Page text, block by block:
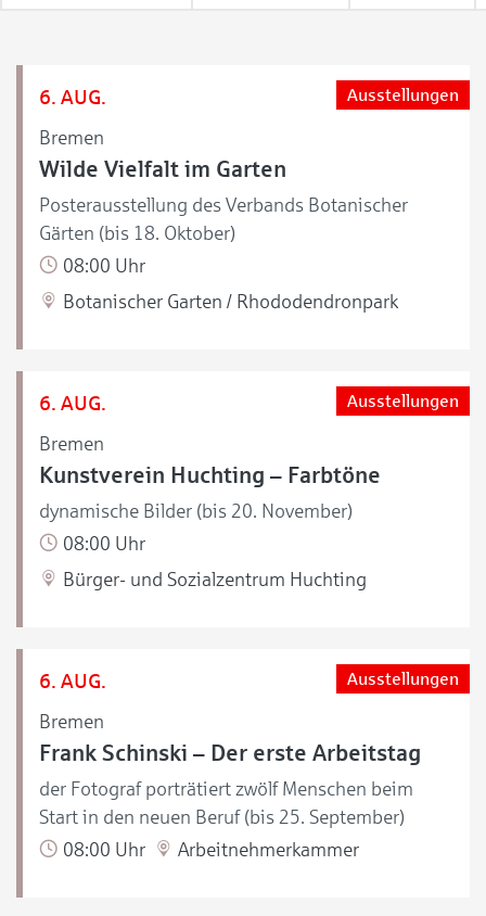
6. AUG.
Bremen
Ausstellungen
Wilde Vielfalt im Garten
Posterausstellung des Verbands Botanischer
Gärten (bis 18. Oktober)
08:00 Uhr
Botanischer Garten / Rhododendronpark
6. AUG.
Bremen
Ausstellungen
Kunstverein Huchting – Farbtöne
dynamische Bilder (bis 20. November)
08:00 Uhr
Bürger- und Sozialzentrum Huchting
6. AUG.
Bremen
Ausstellungen
Frank Schinski – Der erste Arbeitstag
der Fotograf porträtiert zwölf Menschen beim
Start in den neuen Beruf (bis 25. September)
08:00 Uhr
Arbeitnehmerkammer